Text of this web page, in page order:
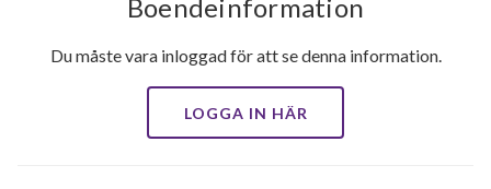
Boendeinformation
Du måste vara inloggad för att se denna information.
LOGGA IN HÄR